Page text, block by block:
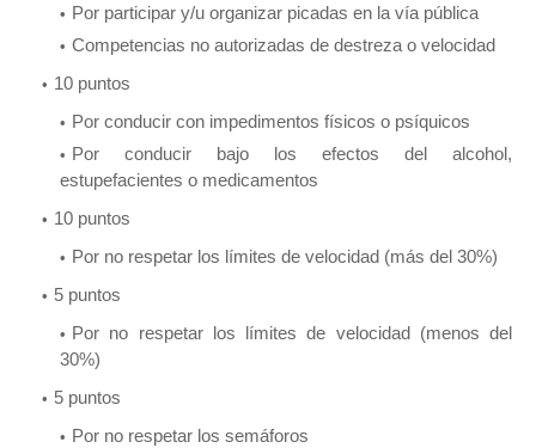
Por participar y/u organizar picadas en la vía pública
Competencias no autorizadas de destreza o velocidad
10 puntos
Por conducir con impedimentos físicos o psíquicos
Por conducir bajo los efectos del alcohol,
estupefacientes o medicamentos
10 puntos
Por no respetar los límites de velocidad (más del 30%)
5 puntos
Por no respetar los límites de velocidad (menos del
30%)
5 puntos
Por no respetar los semáforos